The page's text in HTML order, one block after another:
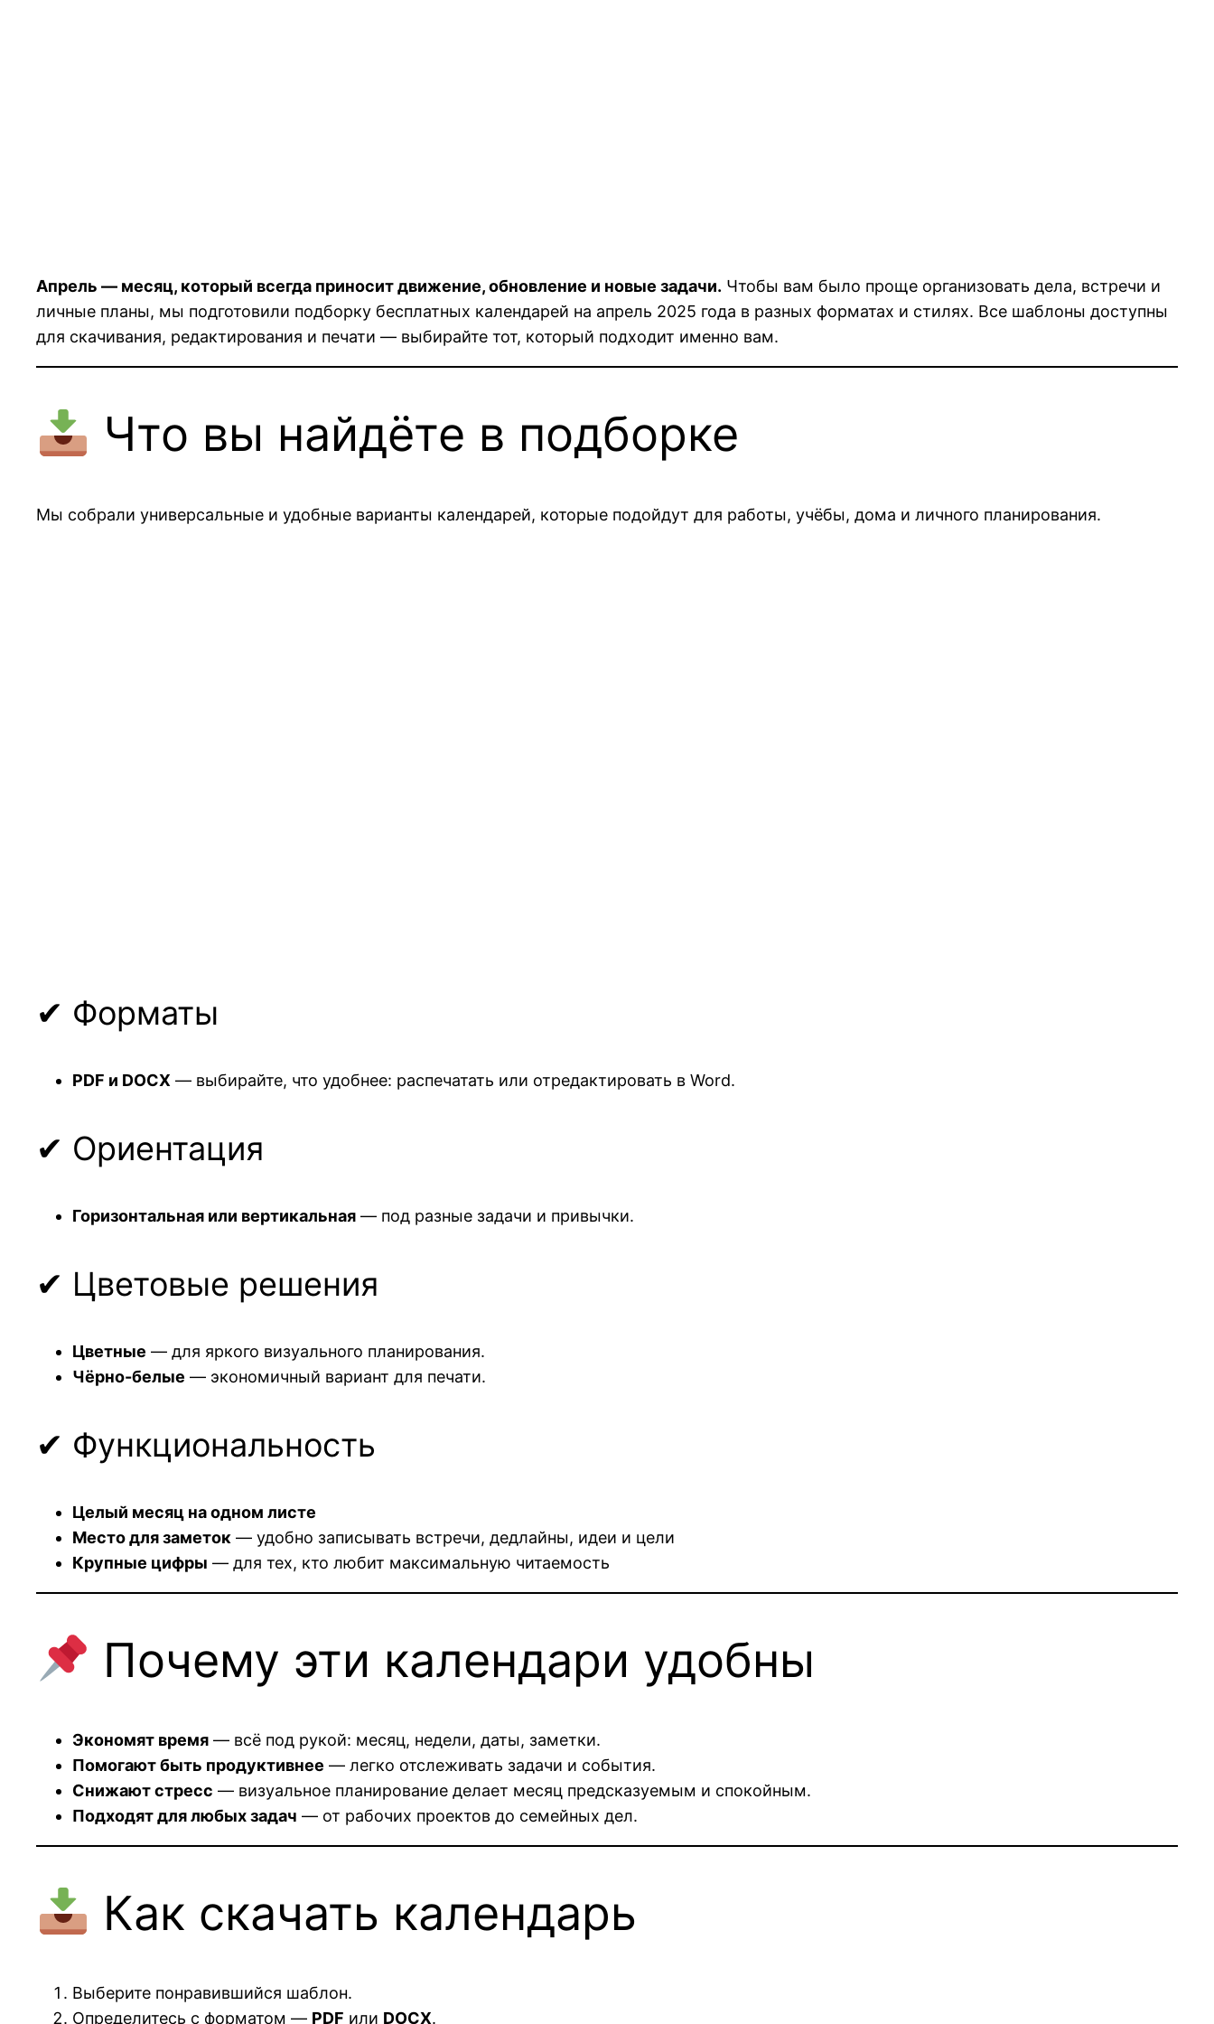
Апрель — месяц, который всегда приносит движение, обновление и новые задачи. Чтобы вам было проще организовать дела, встречи и
личные планы, мы подготовили подборку бесплатных календарей на апрель 2025 года в разных форматах и стилях. Все шаблоны доступны
для скачивания, редактирования и печати — выбирайте тот, который подходит именно вам.
Что вы найдёте в подборке
Мы собрали универсальные и удобные варианты календарей, которые подойдут для работы, учёбы, дома и личного планирования.
✔ Форматы
PDF и DOCX — выбирайте, что удобнее: распечатать или отредактировать в Word.
✔ Ориентация
Горизонтальная или вертикальная — под разные задачи и привычки.
✔ Цветовые решения
Цветные — для яркого визуального планирования.
Чёрно-белые — экономичный вариант для печати.
✔ Функциональность
Целый месяц на одном листе
Место для заметок — удобно записывать встречи, дедлайны, идеи и цели
Крупные цифры — для тех, кто любит максимальную читаемость
Почему эти календари удобны
Экономят время — всё под рукой: месяц, недели, даты, заметки.
Помогают быть продуктивнее — легко отслеживать задачи и события.
Снижают стресс — визуальное планирование делает месяц предсказуемым и спокойным.
Подходят для любых задач — от рабочих проектов до семейных дел.
Как скачать календарь
Выберите понравившийся шаблон.
Определитесь с форматом — PDF или DOCX.